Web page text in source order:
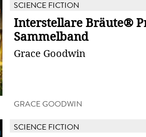
SCIENCE FICTION
Interstellare Bräute®
Sammelband
Grace Goodwin
GRACE GOODWIN
SCIENCE FICTION